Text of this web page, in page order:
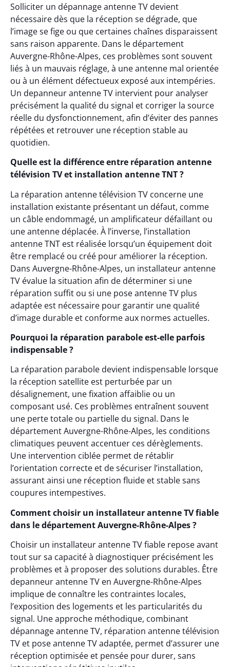
Solliciter un dépannage antenne TV devient
nécessaire dès que la réception se dégrade, que
l’image se fige ou que certaines chaînes disparaissent
sans raison apparente. Dans le département
Auvergne-Rhône-Alpes, ces problèmes sont souvent
liés à un mauvais réglage, à une antenne mal orientée
ou à un élément défectueux exposé aux intempéries.
Un depanneur antenne TV intervient pour analyser
précisément la qualité du signal et corriger la source
réelle du dysfonctionnement, afin d’éviter des pannes
répétées et retrouver une réception stable au
quotidien.
Quelle est la différence entre réparation antenne
télévision TV et installation antenne TNT ?
La réparation antenne télévision TV concerne une
installation existante présentant un défaut, comme
un câble endommagé, un amplificateur défaillant ou
une antenne déplacée. À l’inverse, l’installation
antenne TNT est réalisée lorsqu’un équipement doit
être remplacé ou créé pour améliorer la réception.
Dans Auvergne-Rhône-Alpes, un installateur antenne
TV évalue la situation afin de déterminer si une
réparation suffit ou si une pose antenne TV plus
adaptée est nécessaire pour garantir une qualité
d’image durable et conforme aux normes actuelles.
Pourquoi la réparation parabole est-elle parfois
indispensable ?
La réparation parabole devient indispensable lorsque
la réception satellite est perturbée par un
désalignement, une fixation affaiblie ou un
composant usé. Ces problèmes entraînent souvent
une perte totale ou partielle du signal. Dans le
département Auvergne-Rhône-Alpes, les conditions
climatiques peuvent accentuer ces dérèglements.
Une intervention ciblée permet de rétablir
l’orientation correcte et de sécuriser l’installation,
assurant ainsi une réception fluide et stable sans
coupures intempestives.
Comment choisir un installateur antenne TV fiable
dans le département Auvergne-Rhône-Alpes ?
Choisir un installateur antenne TV fiable repose avant
tout sur sa capacité à diagnostiquer précisément les
problèmes et à proposer des solutions durables. Être
depanneur antenne TV en Auvergne-Rhône-Alpes
implique de connaître les contraintes locales,
l’exposition des logements et les particularités du
signal. Une approche méthodique, combinant
dépannage antenne TV, réparation antenne télévision
TV et pose antenne TV adaptée, permet d’assurer une
réception optimisée et pensée pour durer, sans